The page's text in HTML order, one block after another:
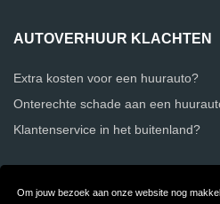
Om jouw bezoek aan onze website nog
AUTOVERHUUR KLACHTEN
Extra kosten voor een huurauto?
Onterechte schade aan een
Klantenservice in het buitenland?
Contact